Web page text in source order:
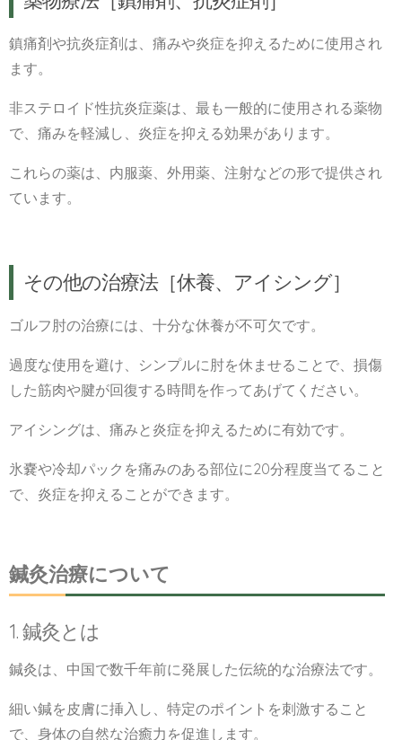
鎮痛剤や抗炎症剤は、痛みや炎症を抑えるために使用され
ます。
非ステロイド性抗炎症薬は、最も一般的に使用される薬物
で、痛みを軽減し、炎症を抑える効果があります。
これらの薬は、内服薬、外用薬、注射などの形で提供され
ています。
その他の治療法［休養、アイシング］
ゴルフ肘の治療には、十分な休養が不可欠です。
過度な使用を避け、シンプルに肘を休ませることで、損傷
した筋肉や腱が回復する時間を作ってあげてください。
アイシングは、痛みと炎症を抑えるために有効です。
氷嚢や冷却パックを痛みのある部位に20分程度当てること
で、炎症を抑えることができます。
鍼灸治療について
1. 鍼灸とは
鍼灸は、中国で数千年前に発展した伝統的な治療法です。
細い鍼を皮膚に挿入し、特定のポイントを刺激すること
で、身体の自然な治癒力を促進します。